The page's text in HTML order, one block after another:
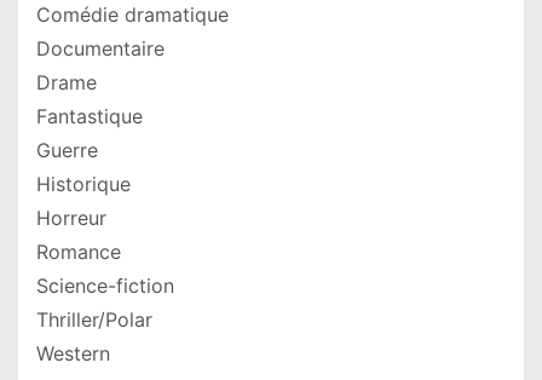
Comédie dramatique
Documentaire
Drame
Fantastique
Guerre
Historique
Horreur
Romance
Science-fiction
Thriller/Polar
Western